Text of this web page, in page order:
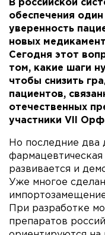
В российской
обеспечения
уверенность
новых
Сегодня этот
том, какие шаги
чтобы снизить
пациентов,
отечественных
участники VII
Но последние два
фармацевтическая
развивается и
Уже многое
При разработке
препаратов